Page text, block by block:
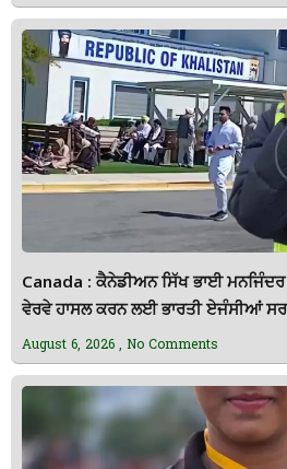
Canada : ਕੈਨੇਡੀਅਨ ਸਿੱਖ ਭਾਈ ਮਨਜਿੰਦਰ
ਵੇਰਵੇ ਹਾਸਲ ਕਰਨ ਲਈ ਭਾਰਤੀ ਏਜੰਸੀਆਂ
August 6, 2026 No Comments